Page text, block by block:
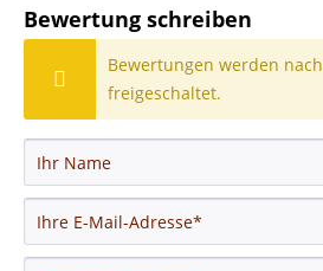
Bewertung schreiben
Bewertungen werden
freigeschaltet.